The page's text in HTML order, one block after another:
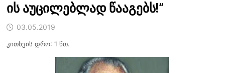
ის აუცილებლად წააგებს!”
03.05.2019
კითხვის დრო: 1 წთ.